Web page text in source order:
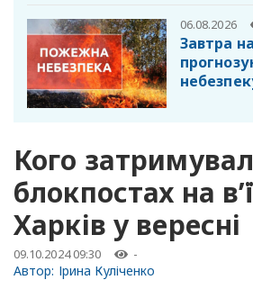
06.08.2026
Завтра
Кого
блокпостах на
Харків у вересні
09.10.2024 09:30 -
Автор: Ірина Куліченко